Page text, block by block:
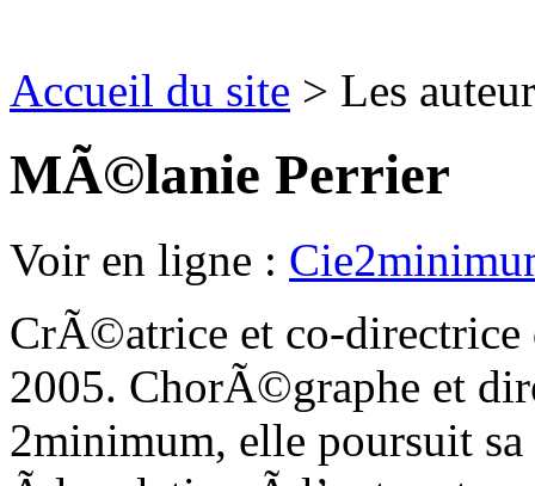
Accueil du site > Les
MÃ©lanie Perrier
Voir en ligne :
CrÃ©atrice et co-directrice
2005. ChorÃ©graphe et
2minimum, elle poursuit